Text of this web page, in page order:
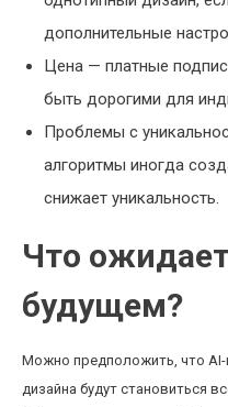
дополнительные
Цена — платные
быть дорогими для
Проблемы с
алгоритмы иногда
снижает уникальность.
Что
будущем?
Можно предположить, что
дизайна будут становиться